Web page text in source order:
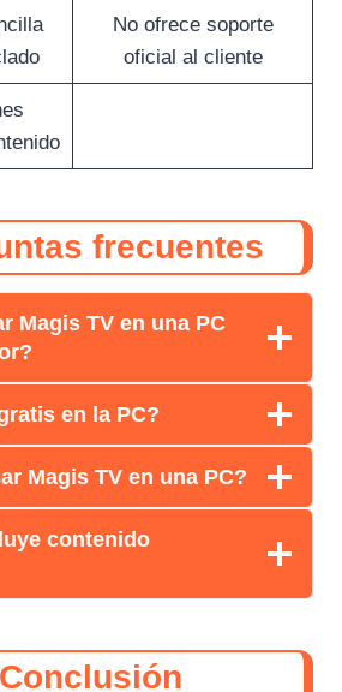
No ofrece soporte
oficial al cliente
frecuentes
Magis TV en una PC
en la PC?
Magis TV en una PC?
contenido
Conclusión